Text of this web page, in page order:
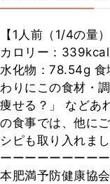
【1人前（1/4の量
カロリー：
水化物：78.54g
わりにこの食材・
痩せる？」 などあ
の食事では、他に
シピも取り入れま
ーーーーーーーー
本肥満予防健康協